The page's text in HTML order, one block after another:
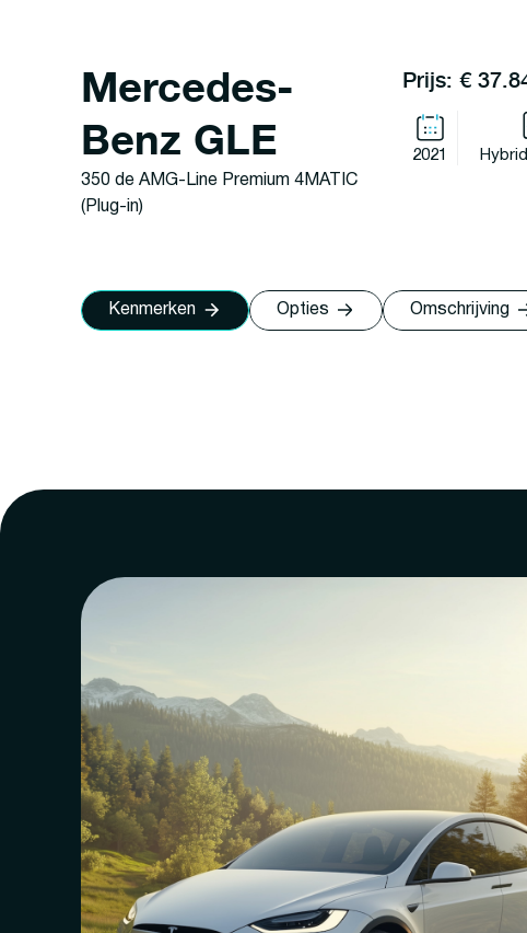
Mercedes-
Benz GLE
350 de AMG-Line Premium 4MATIC
(Plug-in)
Prijs: €
2021
Kenmerken Opties Omschrijving